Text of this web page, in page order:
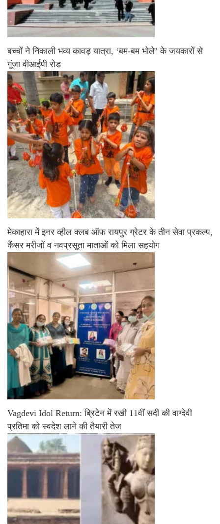
बच्चों ने निकाली भव्य कावड़ यात्रा, ‘बम-बम भोले’ के जयकारों से
गूंजा वीआईपी रोड
मेकाहारा में इनर व्हील क्लब ऑफ रायपुर ग्रेटर के तीन सेवा प्रकल्प,
कैंसर मरीजों व नवप्रसूता माताओं को मिला सहयोग
Vagdevi Idol Return: ब्रिटेन में रखी 11वीं सदी की वाग्देवी
प्रतिमा को स्वदेश लाने की तैयारी तेज